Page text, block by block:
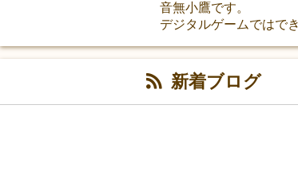
音無小鷹です。
デジタルゲームではで
新着ブログ